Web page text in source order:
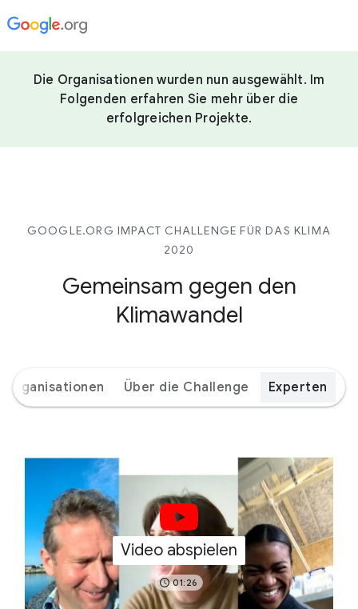
Die Organisationen wurden nun ausgewählt. Im
Folgenden erfahren Sie mehr über die
erfolgreichen Projekte.
GOOGLE.ORG IMPACT CHALLENGE FÜR DAS KLIMA
2020
Gemeinsam gegen den
Klimawandel
Organisationen Über die Challenge Experten
Video abspielen
01:26